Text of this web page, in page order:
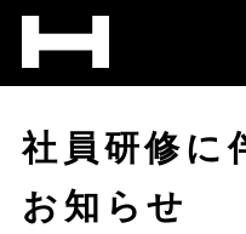
社員研修に
お知らせ